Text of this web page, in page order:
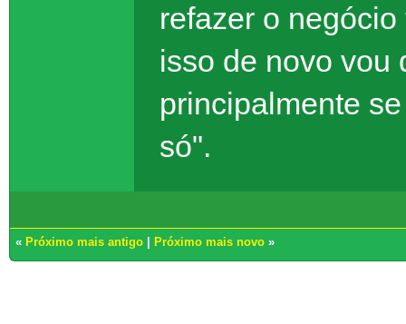
refazer o
isso de novo vou
principalmente
só".
« Próximo mais antigo Próximo mais novo »